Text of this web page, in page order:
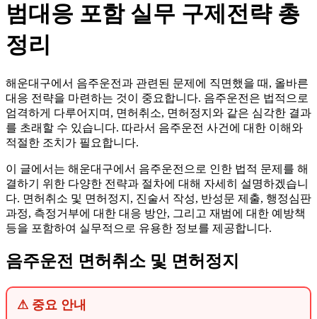
범대응 포함 실무 구제전략 총
정리
해운대구에서 음주운전과 관련된 문제에 직면했을 때, 올바른
대응 전략을 마련하는 것이 중요합니다. 음주운전은 법적으로
엄격하게 다루어지며, 면허취소, 면허정지와 같은 심각한 결과
를 초래할 수 있습니다. 따라서 음주운전 사건에 대한 이해와
적절한 조치가 필요합니다.
이 글에서는 해운대구에서 음주운전으로 인한 법적 문제를 해
결하기 위한 다양한 전략과 절차에 대해 자세히 설명하겠습니
다. 면허취소 및 면허정지, 진술서 작성, 반성문 제출, 행정심판
과정, 측정거부에 대한 대응 방안, 그리고 재범에 대한 예방책
등을 포함하여 실무적으로 유용한 정보를 제공합니다.
음주운전 면허취소 및 면허정지
⚠ 중요 안내